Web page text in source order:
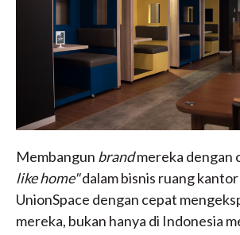
Membangun brandmereka dengan
like home"dalam bisnis ruang
UnionSpace dengan cepat
mereka, bukan hanya di Indonesia